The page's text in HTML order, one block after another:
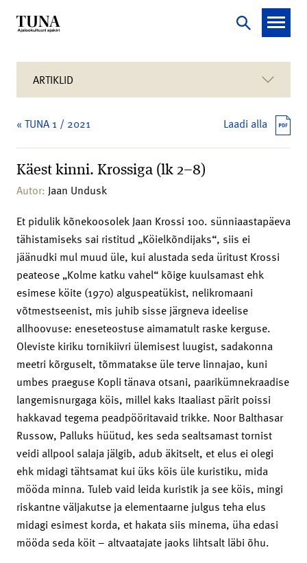
ARTIKLID
« TUNA 1 / 2021 Laadi alla
Käest kinni. Krossiga (lk 2–8)
Autor: Jaan Undusk
Et pidulik kõnekoosolek Jaan Krossi 100. sünniaastapäeva
tähistamiseks sai ristitud „Köielkõndijaks“, siis ei
jäänudki mul muud üle, kui alustada seda üritust Krossi
peateose „Kolme katku vahel“ kõige kuulsamast ehk
esimese köite (1970) alguspeatükist, nelikromaani
võtmestseenist, mis juhib sisse järgneva ideelise
allhoovuse: eneseteostuse aimamatult raske kerguse.
Oleviste kiriku tornikiivri ülemisest luugist, sadakonna
meetri kõrguselt, tõmmatakse üle terve linnajao, kuni
umbes praeguse Kopli tänava otsani, paarikümnekraadise
langemisnurgaga köis, millel kaks Itaaliast pärit poissi
hakkavad tegema peadpööritavaid trikke. Noor Balthasar
Russow, Palluks hüütud, kes seda sealtsamast tornist
veidi allpool salaja jälgib, adub äkitselt, et elus ei olegi
ehk midagi tähtsamat kui üks köis üle kuristiku, mida
mööda minna. Tuleb vaid leida kuristik ja see köis, mingi
riskantne väljakutse ja elementaarne julgus teha elus
midagi esimest korda, et hakata siis minema, üha edasi
mööda seda köit – altvaatajate jaoks lihtsalt läbi õhu.